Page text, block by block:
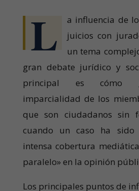
L
a influencia de
juicios con
un tema
gran debate jurídico y
principal es cómo
imparcialidad de los
que son ciudadanos sin
cuando un caso ha
intensa cobertura
paralelo» en la opinión
Los principales puntos de